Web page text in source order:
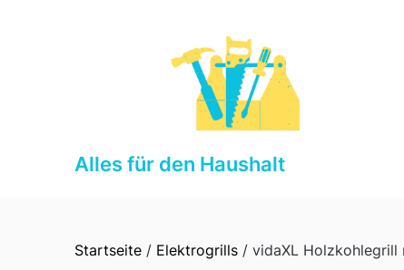
Alles für den Haushalt
Startseite / Elektrogrills / vidaXL Holzkohlegrill